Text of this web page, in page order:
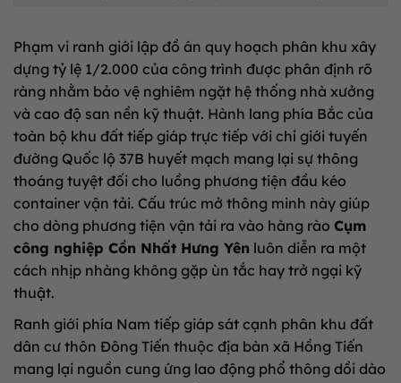
Phạm vi ranh giới lập đồ án quy hoạch phân khu xây
dựng tỷ lệ 1/2.000 của công trình được phân định rõ
ràng nhằm bảo vệ nghiêm ngặt hệ thống nhà xưởng
và cao độ san nền kỹ thuật. Hành lang phía Bắc của
toàn bộ khu đất tiếp giáp trực tiếp với chỉ giới tuyến
đường Quốc lộ 37B huyết mạch mang lại sự thông
thoáng tuyệt đối cho luồng phương tiện đầu kéo
container vận tải. Cấu trúc mở thông minh này giúp
cho dòng phương tiện vận tải ra vào hàng rào Cụm
công nghiệp Cồn Nhất Hưng Yên luôn diễn ra một
cách nhịp nhàng không gặp ùn tắc hay trở ngại kỹ
thuật.
Ranh giới phía Nam tiếp giáp sát cạnh phân khu đất
dân cư thôn Đông Tiến thuộc địa bàn xã Hồng Tiến
mang lại nguồn cung ứng lao động phổ thông dồi dào